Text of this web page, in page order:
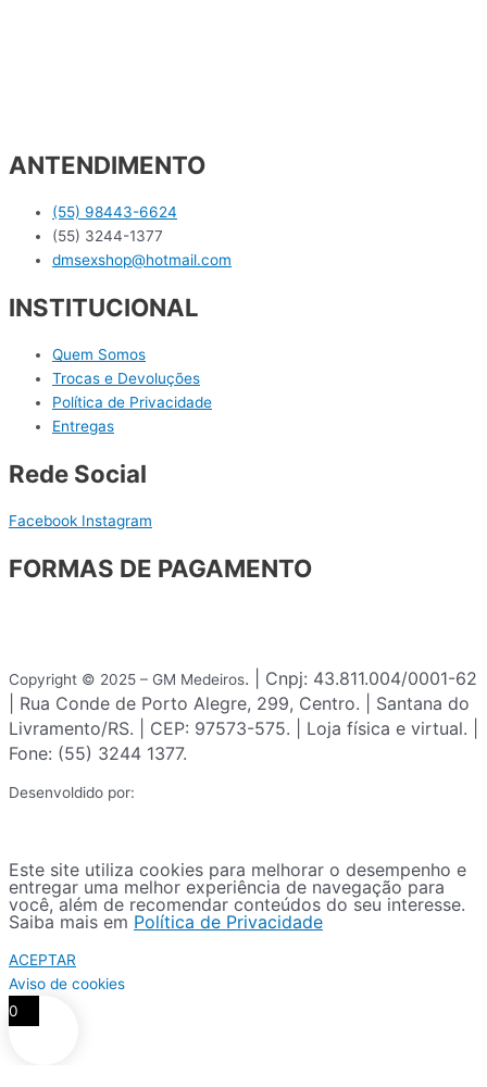
ANTENDIMENTO
(55) 98443-6624
(55) 3244-1377
dmsexshop@hotmail.com
INSTITUCIONAL
Quem Somos
Trocas e Devoluções
Política de Privacidade
Entregas
Rede Social
Facebook Instagram
FORMAS DE PAGAMENTO
Copyright © 2025 – GM Medeiros. | Cnpj: 43.811.004/0001-62
| Rua Conde de Porto Alegre, 299, Centro. | Santana do
Livramento/RS. | CEP: 97573-575. | Loja física e virtual. |
Fone: (55) 3244 1377.
Desenvoldido por:
Este site utiliza cookies para melhorar o desempenho e
entregar uma melhor experiência de navegação para
você, além de recomendar conteúdos do seu interesse.
Saiba mais em Política de Privacidade
ACEPTAR
Aviso de cookies
0